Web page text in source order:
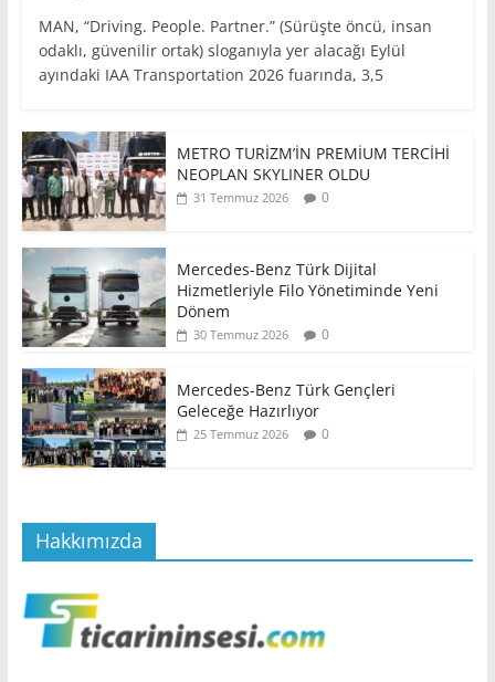
MAN, “Driving. People. Partner.” (Sürüşte öncü, insan
odaklı, güvenilir ortak) sloganıyla yer alacağı Eylül
ayındaki IAA Transportation 2026 fuarında, 3,5
METRO TURİZM’İN PREMİUM TERCİHİ
NEOPLAN SKYLINER OLDU
31 Temmuz 2026 0
Mercedes-Benz Türk Dijital
Hizmetleriyle Filo Yönetiminde Yeni
Dönem
30 Temmuz 2026 0
Mercedes-Benz Türk Gençleri
Geleceğe Hazırlıyor
25 Temmuz 2026 0
Hakkımızda